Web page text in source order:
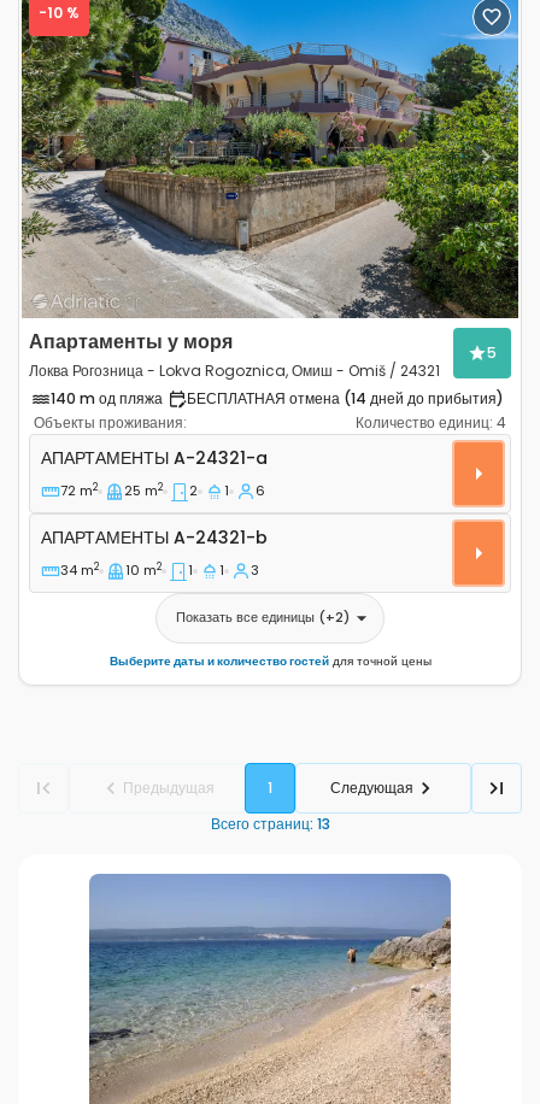
Previous Next
-10 %
Апартаменты у моря
Локва Рогозница - Lokva Rogoznica, Омиш - Omiš / 24321
5
140 m од пляжа
БЕСПЛАТНАЯ отмена (14 дней до прибытия)
Объекты проживания:
Количество единиц: 4
Двухкомнатные апартаменты Локва Рогозница -
АПАРТАМЕНТЫ A-24321-a
72 m2 25 m2 2 1 6
Апартаменты A-24321-b
АПАРТАМЕНТЫ A-24321-b
34 m2 10 m2 1 1 3
Показать все единицы (+2)
Выберите даты и количество гостейдля точной цены
Предыдущая 1
Следующая
Всего страниц: 13